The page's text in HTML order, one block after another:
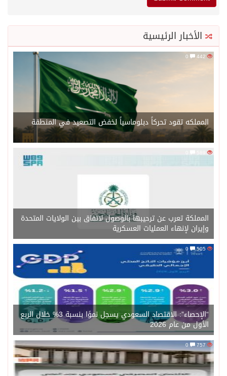
الأخبار الرئيسية
المملكه تقود تحركاً دبلوماسياً لخفض التصعيد في المنطقة
589
المملكة تعرب عن ترحيبها بالوصول لاتفاق بين الولايات المتحدة
وإيران لإنهاء العمليات العسكرية
505
“الإحصاء”: الاقتصاد السعودي يسجل نموًا بنسبة 3% خلال الربع
الأول من عام 2026
757
0